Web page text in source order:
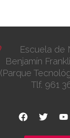
Escuela de
Benjamín
(Parque
Tlf. 961